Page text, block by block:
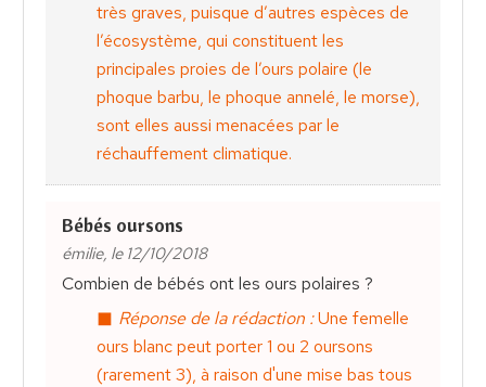
très graves, puisque d’autres espèces de
l’écosystème, qui constituent les
principales proies de l’ours polaire (le
phoque barbu, le phoque annelé, le morse),
sont elles aussi menacées par le
réchauffement climatique.
Bébés oursons
émilie, le 12/10/2018
Combien de bébés ont les ours polaires ?
Réponse de la rédaction :Une femelle
ours blanc peut porter 1 ou 2 oursons
(rarement 3), à raison d'une mise bas tous